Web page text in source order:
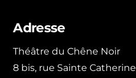
Adresse
Théâtre du Chêne Noir
8 bis, rue Sainte Catherine